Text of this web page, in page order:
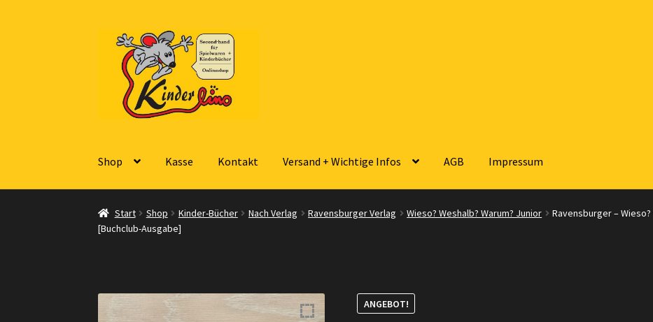
Navigation
springen
Zum
Inhalt
springen
Shop Kasse Kontakt Versand + Wichtige Infos AGB Impressum
Start Vertrag widerrufenShop Warenkorb Kasse Zahlungsarten Versandarten Kontakt AGB Widerrufsbelehrung
Start Shop Kinder-Bücher Nach Verlag Ravensburger Verlag Wieso? Weshalb? Warum? Junior
Ravensburger –
[Buchclub-Ausgabe]
ANGEBOT!